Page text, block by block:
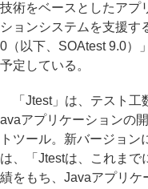
技術をベースとしたアプ
ションシステムを支援す
0（以下、SOAtest 9.0）
予定している。
「Jtest」は、テスト工
avaアプリケーションの
トツール。新バージョ
は、「Jtestは、これまで
績をもち、Javaアプリケ